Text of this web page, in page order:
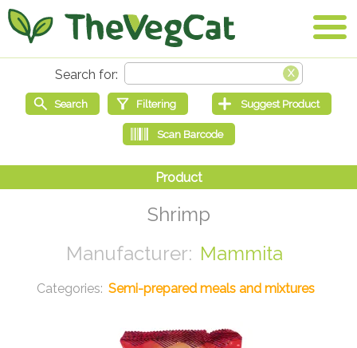
Shrimp
Mammita
Semi-prepared meals and mixtures